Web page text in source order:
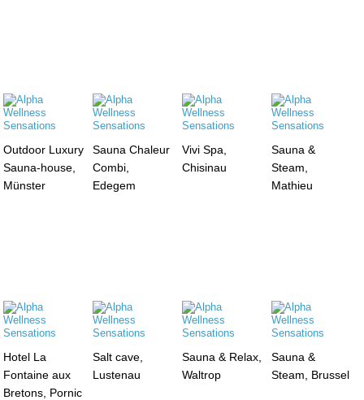
Outdoor Luxury
Sauna-house,
Münster
Sauna Chaleur
Combi,
Edegem
Vivi Spa,
Chisinau
Sauna &
Steam,
Mathieu
Hotel La
Fontaine aux
Bretons, Pornic
Salt cave,
Lustenau
Sauna & Relax,
Waltrop
Sauna &
Steam, Brussel